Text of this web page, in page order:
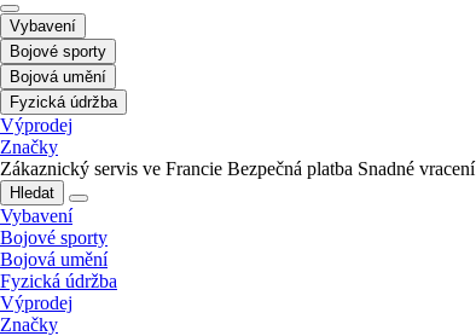
Vybavení
Bojové sporty
Bojová umění
Fyzická údržba
Výprodej
Značky
Zákaznický servis ve Francie Bezpečná platba Snadné vracení
Hledat
Vybavení
Bojové sporty
Bojová umění
Fyzická údržba
Výprodej
Značky